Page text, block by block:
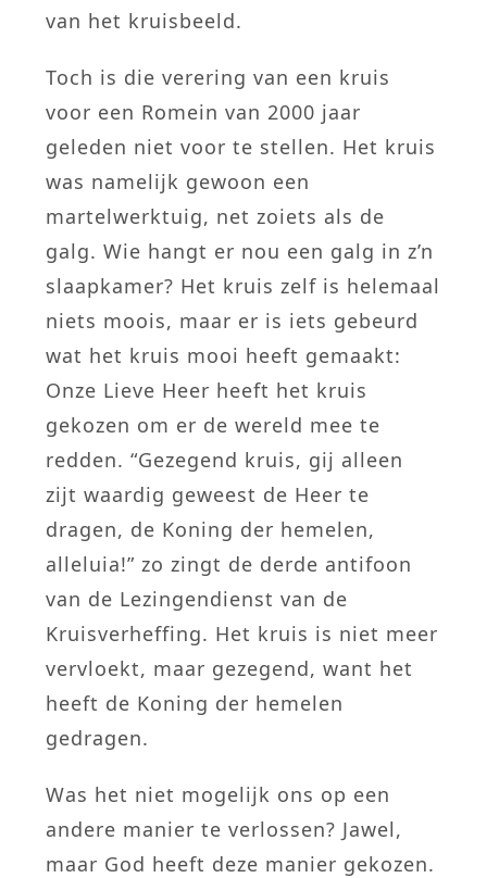
van het kruisbeeld.
Toch is die verering van een kruis
voor een Romein van 2000 jaar
geleden niet voor te stellen. Het kruis
was namelijk gewoon een
martelwerktuig, net zoiets als de
galg. Wie hangt er nou een galg in z’n
slaapkamer? Het kruis zelf is helemaal
niets moois, maar er is iets gebeurd
wat het kruis mooi heeft gemaakt:
Onze Lieve Heer heeft het kruis
gekozen om er de wereld mee te
redden. “Gezegend kruis, gij alleen
zijt waardig geweest de Heer te
dragen, de Koning der hemelen,
alleluia!” zo zingt de derde antifoon
van de Lezingendienst van de
Kruisverheffing. Het kruis is niet meer
vervloekt, maar gezegend, want het
heeft de Koning der hemelen
gedragen.
Was het niet mogelijk ons op een
andere manier te verlossen? Jawel,
maar God heeft deze manier gekozen.